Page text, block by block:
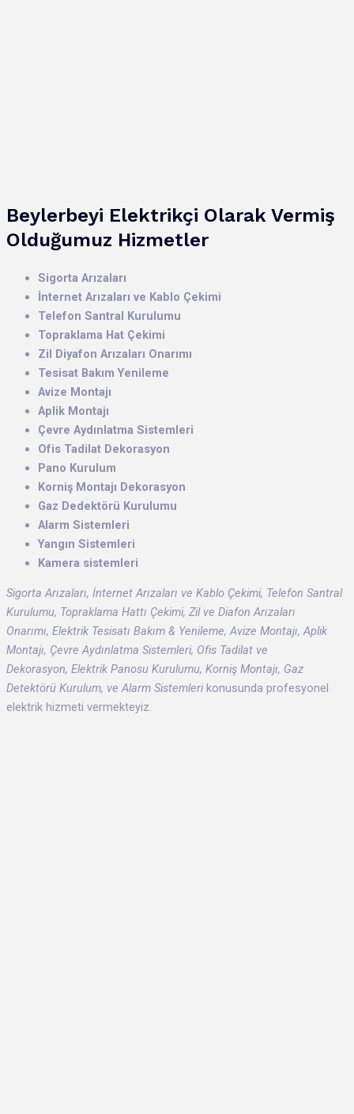
Beylerbeyi Elektrikçi Olarak Vermiş
Olduğumuz Hizmetler
Sigorta Arızaları
İnternet Arızaları ve Kablo Çekimi
Telefon Santral Kurulumu
Topraklama Hat Çekimi
Zil Diyafon Arızaları Onarımı
Tesisat Bakım Yenileme
Avize Montajı
Aplik Montajı
Çevre Aydınlatma Sistemleri
Ofis Tadilat Dekorasyon
Pano Kurulum
Korniş Montajı Dekorasyon
Gaz Dedektörü Kurulumu
Alarm Sistemleri
Yangın Sistemleri
Kamera sistemleri
Sigorta Arızaları, İnternet Arızaları ve Kablo Çekimi, Telefon Santral
Kurulumu, Topraklama Hattı Çekimi, Zil ve Diafon Arızaları
Onarımı, Elektrik Tesisatı Bakım & Yenileme, Avize Montajı, Aplik
Montajı, Çevre Aydınlatma Sistemleri, Ofis Tadilat ve
Dekorasyon, Elektrik Panosu Kurulumu, Korniş Montajı, Gaz
Detektörü Kurulum, ve Alarm Sistemlerikonusunda profesyonel
elektrik hizmeti vermekteyiz.